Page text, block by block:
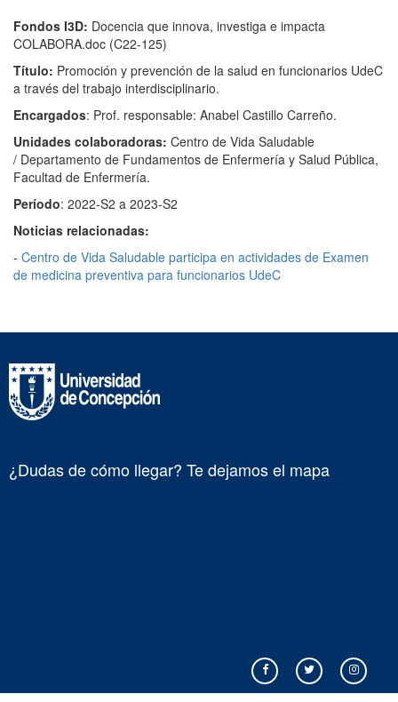
Fondos I3D: Docencia que innova, investiga e impacta
COLABORA.doc (C22-125)
Título: Promoción y prevención de la salud en funcionarios UdeC
a través del trabajo interdisciplinario.
Encargados: Prof. responsable: Anabel Castillo Carreño.
Unidades colaboradoras: Centro de Vida Saludable
/ Departamento de Fundamentos de Enfermería y Salud Pública,
Facultad de Enfermería.
Período: 2022-S2 a 2023-S2
Noticias relacionadas:
- Centro de Vida Saludable participa en actividades de Examen
de medicina preventiva para funcionarios UdeC
¿Dudas de cómo llegar? Te dejamos el mapa